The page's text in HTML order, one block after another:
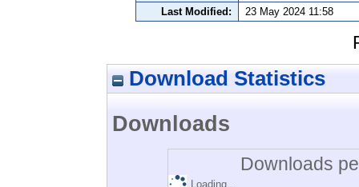
Last Modified:
23 May 2024 11:58
Download Statistics
Downloads
Downloads
Loading...